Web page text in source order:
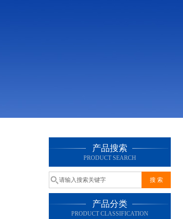
产品搜索
PRODUCT SEARCH
产品分类
PRODUCT CLASSIFICATION